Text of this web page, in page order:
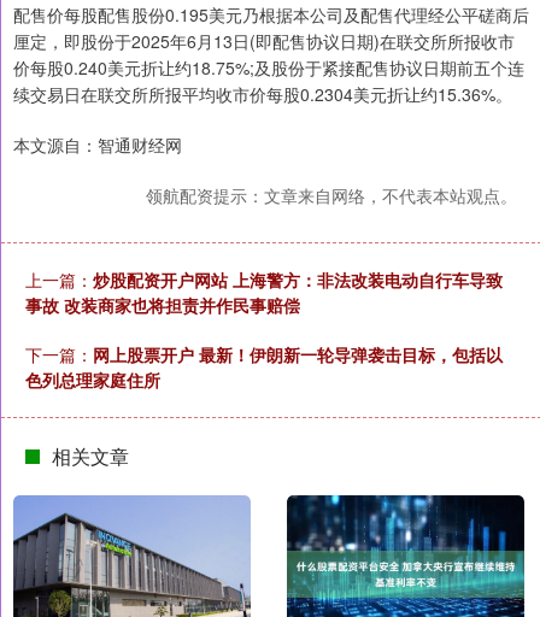
配售价每股配售股份0.195美元乃根据本公司及配售代理经公平磋商后
厘定，即股份于2025年6月13日(即配售协议日期)在联交所所报收市
价每股0.240美元折让约18.75%;及股份于紧接配售协议日期前五个连
续交易日在联交所所报平均收市价每股0.2304美元折让约15.36%。
本文源自：智通财经网
领航配资提示：文章来自网络，不代表本站观点。
上一篇： 炒股配资开户网站 上海警方：非法改装电动自行车导致
事故 改装商家也将担责并作民事赔偿
下一篇： 网上股票开户 最新！伊朗新一轮导弹袭击目标，包括以
色列总理家庭住所
相关文章